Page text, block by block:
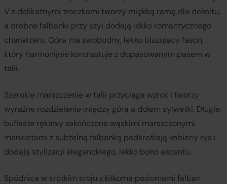
V z delikatnymi troczkami tworzy miękką ramę dla dekoltu,
a drobne falbanki przy szyi dodają lekko romantycznego
charakteru. Góra ma swobodny, lekko bluzujący fason,
który harmonijnie kontrastuje z dopasowanym pasem w
talii.
Szerokie marszczenie w talii przyciąga wzrok i tworzy
wyraźne rozdzielenie między górą a dołem sylwetki. Długie,
bufiaste rękawy zakończone wąskimi marszczonymi
mankietami z subtelną falbanką podkreślają kobiecy rys i
dodają stylizacji eleganckiego, lekko boho akcentu.
Spódnica w krótkim kroju z kilkoma poziomami falban